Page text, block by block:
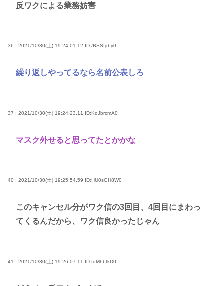
反ワクによる業務妨害
36 : 2021/10/30(土) 19:24:01.12 ID:/BSSfgby0
繰り返しやってるなら名前公表しろ
37 : 2021/10/30(土) 19:24:23.11 ID:KoJbrcmA0
マスク外せると思ってたとかかな
40 : 2021/10/30(土) 19:25:54.59 ID:HU0sGH8W0
このキャンセル分がワク信の3回目、4回目にまわっ
てくるんだから、ワク信良かったじゃん
41 : 2021/10/30(土) 19:26:07.11 ID:tdMhbtkD0